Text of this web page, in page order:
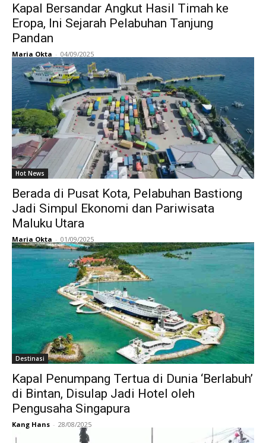
Kapal Bersandar Angkut Hasil Timah ke
Eropa, Ini Sejarah Pelabuhan Tanjung
Pandan
Maria Okta - 04/09/2025
Hot News
Berada di Pusat Kota, Pelabuhan Bastiong
Jadi Simpul Ekonomi dan Pariwisata
Maluku Utara
Maria Okta - 01/09/2025
Destinasi
Kapal Penumpang Tertua di Dunia ‘Berlabuh’
di Bintan, Disulap Jadi Hotel oleh
Pengusaha Singapura
Kang Hans - 28/08/2025